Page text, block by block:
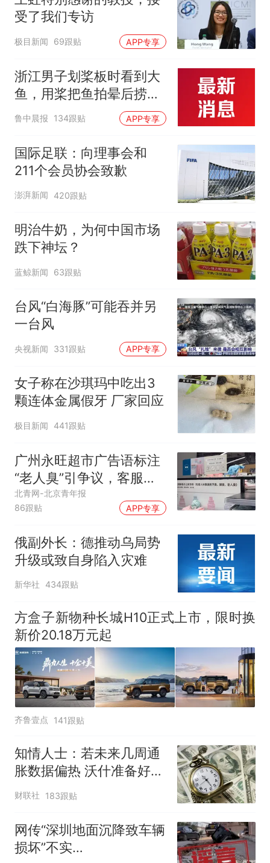
受了我们专访
极目新闻 69跟贴 APP专享
浙江男子划桨板时看到大
鱼，用桨把鱼拍晕后捞
起；当事人：鱼重7斤6
两，做成红烧辣子鱼块，
味道很好
鲁中晨报 134跟贴 APP专享
国际足联：向理事会和
211个会员协会致歉
澎湃新闻 420跟贴
明治牛奶，为何中国市场
跌下神坛？
蓝鲸新闻 63跟贴
台风“白海豚”可能吞并另
一台风
央视新闻 331跟贴 APP专享
女子称在沙琪玛中吃出3
颗连体金属假牙 厂家回应
极目新闻 441跟贴
广州永旺超市广告语标注
“老人臭”引争议，客服回
应
北青网-北京青年报
86跟贴
APP专享
俄副外长：德推动乌局势
升级或致自身陷入灾难
新华社 434跟贴
方盒子新物种长城H10正式上市，限时换
新价20.18万元起
齐鲁壹点 141跟贴
知情人士：若未来几周通
胀数据偏热 沃什准备好加
息
财联社 183跟贴
网传“深圳地面沉降致车辆
损坏”不实